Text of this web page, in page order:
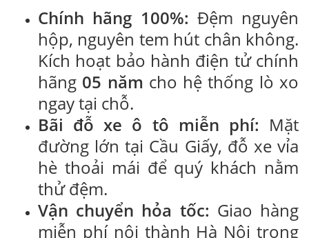
Chính hãng 100%: Đệm nguyên
hộp, nguyên tem hút chân không.
Kích hoạt bảo hành điện tử chính
hãng 05 năm cho hệ thống lò xo
ngay tại chỗ.
Bãi đỗ xe ô tô miễn phí: Mặt
đường lớn tại Cầu Giấy, đỗ xe vỉa
hè thoải mái để quý khách nằm
thử đệm.
Vận chuyển hỏa tốc: Giao hàng
miễn phí nội thành Hà Nội trong